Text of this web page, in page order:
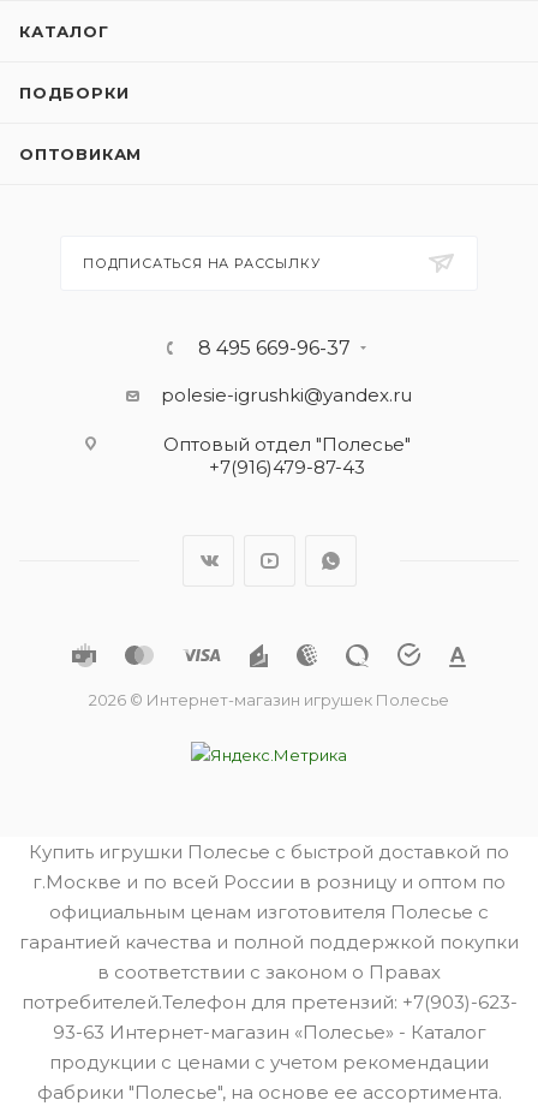
КАТАЛОГ
ПОДБОРКИ
ОПТОВИКАМ
ПОДПИСАТЬСЯ НА РАССЫЛКУ
8 495 669-96-37
polesie-igrushki@yandex.ru
Оптовый отдел "Полесье"
+7(916)479-87-43
2026 © Интернет-магазин игрушек Полесье
Купить игрушки Полесье с быстрой доставкой по
г.Москве и по всей России в розницу и оптом по
официальным ценам изготовителя Полесье с
гарантией качества и полной поддержкой покупки
в соответствии с законом о Правах
потребителей.Телефон для претензий: +7(903)-623-
93-63 Интернет-магазин «Полесье» - Каталог
продукции с ценами с учетом рекомендации
фабрики "Полесье", на основе ее ассортимента.